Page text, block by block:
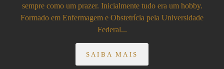
sempre como um prazer. Inicialmente tudo era um hobby.
Formado em Enfermagem e Obstetrícia pela Universidade
Federal...
SAIBA MAIS